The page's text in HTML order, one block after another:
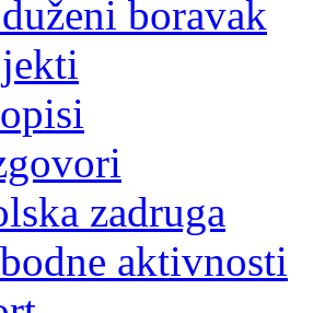
boravak
zadruga
aktivnosti